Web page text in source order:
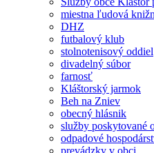
miestna ľudová
DHZ
futbalový klub
stolnotenisový oddiel
divadelný súbor
farnosť
Kláštorský jarmok
Beh na Zniev
obecný hlásnik
služby poskytované
odpadové
prevádzky v obci